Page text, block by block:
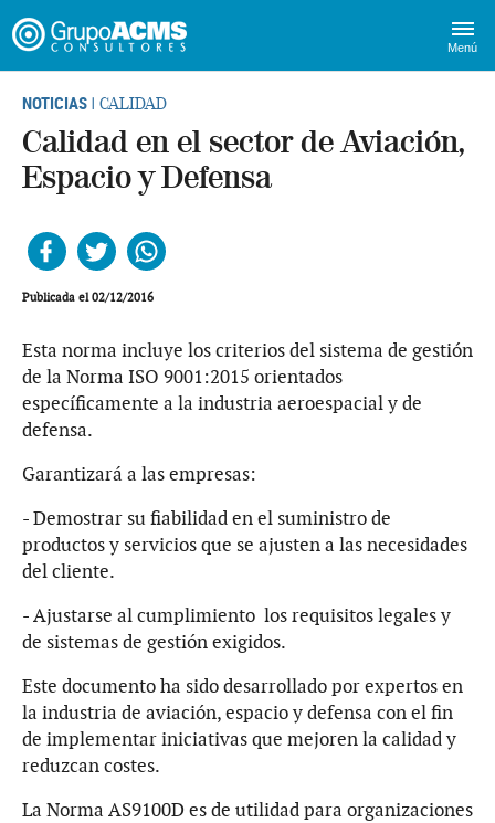
Menú
NOTICIAS | CALIDAD
Calidad en el sector de Aviación,
Espacio y Defensa
Publicada el 02/12/2016
Esta norma incluye los criterios del sistema de gestión
de la Norma ISO 9001:2015 orientados
específicamente a la industria aeroespacial y de
defensa.
Garantizará a las empresas:
- Demostrar su fiabilidad en el suministro de
productos y servicios que se ajusten a las necesidades
del cliente.
- Ajustarse al cumplimiento los requisitos legales y
de sistemas de gestión exigidos.
Este documento ha sido desarrollado por expertos en
la industria de aviación, espacio y defensa con el fin
de implementar iniciativas que mejoren la calidad y
reduzcan costes.
La Norma AS9100D es de utilidad para organizaciones